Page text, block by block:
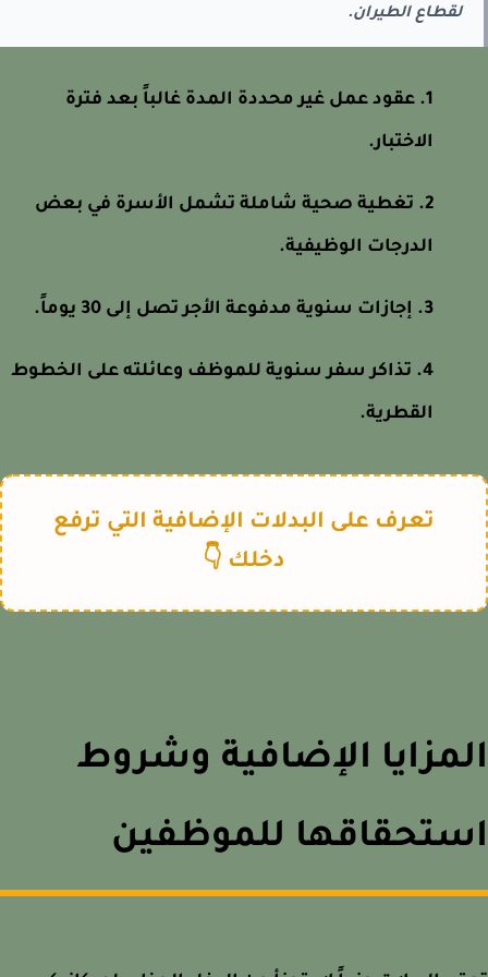
لقطاع الطيران.
عقود عمل غير محددة المدة غالباً بعد فترة
الاختبار.
تغطية صحية شاملة تشمل الأسرة في بعض
الدرجات الوظيفية.
إجازات سنوية مدفوعة الأجر تصل إلى 30 يوماً.
تذاكر سفر سنوية للموظف وعائلته على الخطوط
القطرية.
تعرف على البدلات الإضافية التي ترفع
دخلك 👇
الإضافية وشروط
للموظفين